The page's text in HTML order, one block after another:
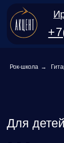
Рок-школа →
Научим